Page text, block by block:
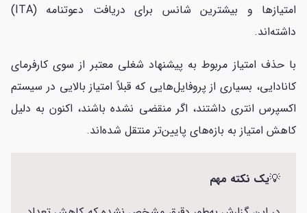
امتیازها و بیشترین شانس برای دریافت دعوتنامه (ITA)
داشته‌اند.
با حذف امتیاز مربوط به پیشنهاد شغلی معتبر از سوی کارفرمای
کانادایی، بسیاری از پروفایل‌هایی که قبلاً امتیاز بالایی در سیستم
اکسپرس انتری داشتند، اگر منقضی نشده باشند، اکنون به دلیل
کاهش امتیاز به بازه‌های پایین‌تر منتقل شده‌اند.
💡یک نکته مهم